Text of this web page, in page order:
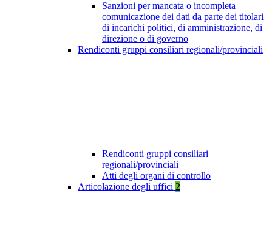
Sanzioni per mancata o incompleta
comunicazione dei dati da parte dei titolari
di incarichi politici, di amministrazione, di
direzione o di governo
Rendiconti gruppi consiliari regionali/provinciali
Rendiconti gruppi consiliari
regionali/provinciali
Atti degli organi di controllo
Articolazione degli uffici 2